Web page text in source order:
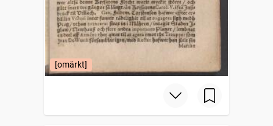
[omärkt]